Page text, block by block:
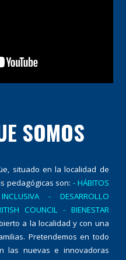
SOMOS
situado en la localidad de
pedagógicas son: - HÁBITOS
- DESARROLLO
COUNCIL - BIENESTAR
a la localidad y con una
Pretendemos en todo
las nuevas e innovadoras